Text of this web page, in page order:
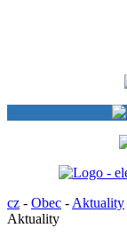
cz - Obec - Aktuality
Aktuality